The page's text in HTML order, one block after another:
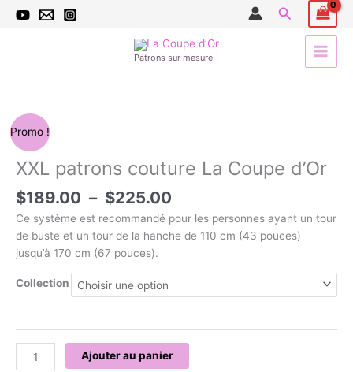
Aller
Patrons sur mesure
Promo !
XXL patrons couture La Coupe d’Or
$189.00 – $225.00
prix :
$189.00
$225.00
Ce système est recommandé pour les personnes ayant un tour
de buste et un tour de la hanche de 110 cm (43 pouces)
jusqu’à 170 cm (67 pouces).
Collection
quantité
de
XXL
patrons
couture
La
Coupe
d'Or
Ajouter au panier